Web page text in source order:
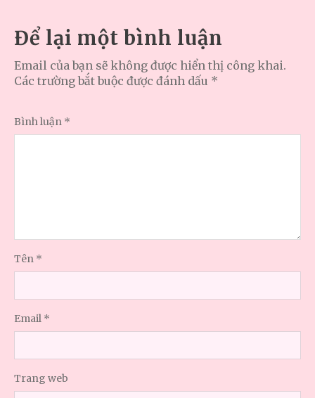
Để lại một bình luận
Email của bạn sẽ không được hiển thị công khai.
Các trường bắt buộc được đánh dấu *
Bình luận *
Tên *
Email *
Trang web